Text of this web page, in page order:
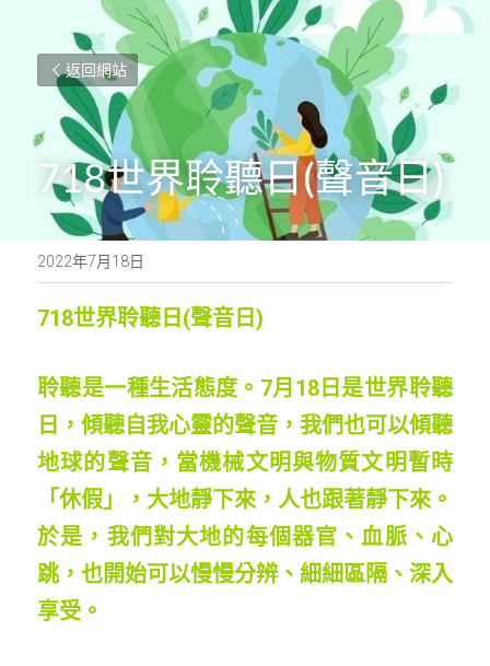
返回網站
718世界聆聽日(聲音日)
2022年7月18日
718世界聆聽日(聲音日)
聆聽是一種生活態度。7月18日是世界聆聽
日，傾聽自我心靈的聲音，我們也可以傾聽
地球的聲音，當機械文明與物質文明暫時
「休假」，大地靜下來，人也跟著靜下來。
於是，我們對大地的每個器官、血脈、心
跳，也開始可以慢慢分辨、細細區隔、深入
享受。